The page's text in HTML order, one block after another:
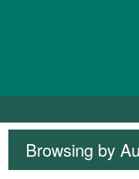
Browsing by